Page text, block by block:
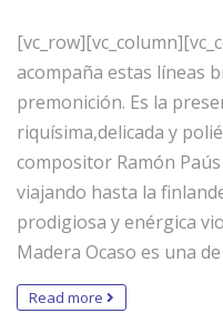
acompaña estas líneas
premonición. Es la
riquísima,delicada y
compositor Ramón
viajando hasta la
prodigiosa y enérgica
Madera Ocaso es una
Read more